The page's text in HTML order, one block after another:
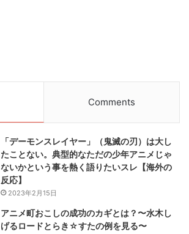
Comments
「デーモンスレイヤー」（鬼滅の刃）は大し
たことない。典型的なただの少年アニメじゃ
ないかという事を熱く語りたいスレ【海外の
反応】
2023年2月15日
アニメ町おこしの成功のカギとは？〜水木し
げるロードとらき☆すたの例を見る〜